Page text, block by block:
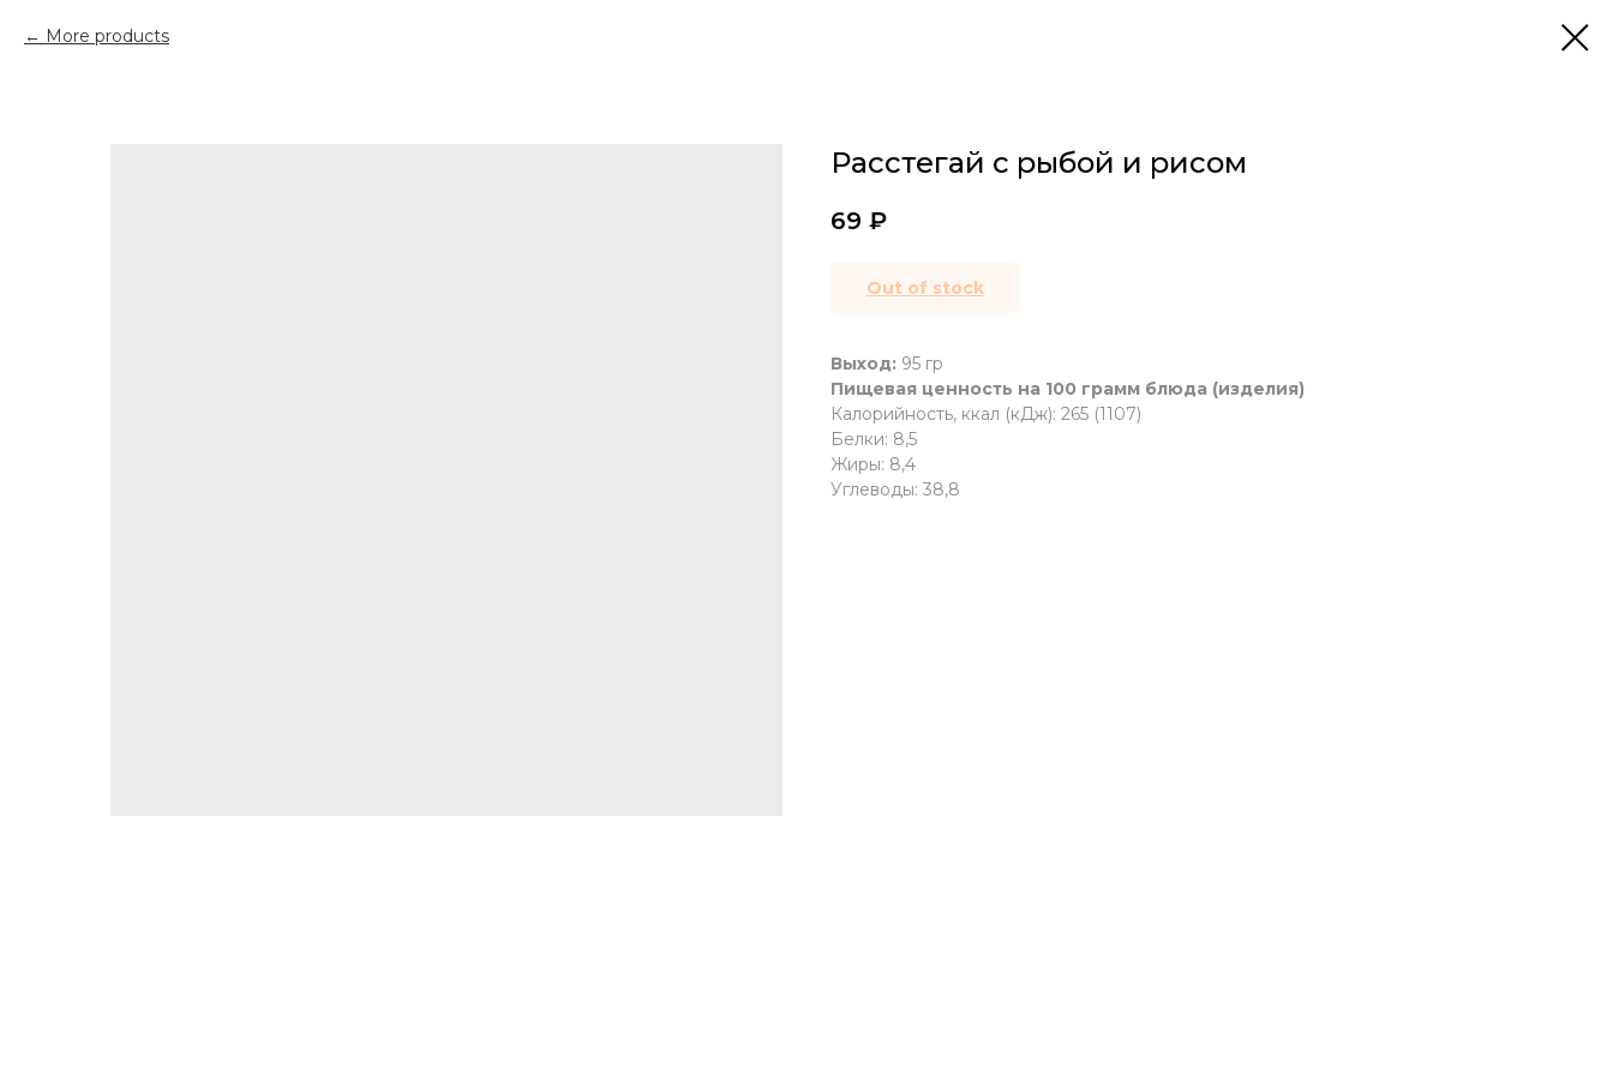
More products
Расстегай с рыбой и рисом
69 ₽
Out of stock
Выход: 95 гр
Пищевая ценность на 100 грамм блюда (изделия)
Калорийность, ккал (кДж): 265 (1107)
Белки: 8,5
Жиры: 8,4
Углеводы: 38,8